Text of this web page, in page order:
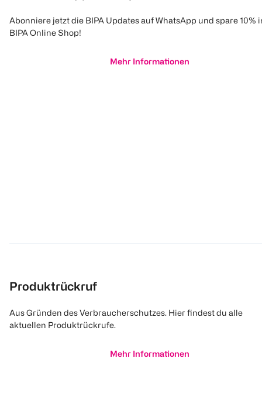
Abonniere jetzt die BIPA Updates auf WhatsApp und spare 10%
BIPA Online Shop!
Mehr Informationen
Produktrückruf
Aus Gründen des Verbraucherschutzes. Hier findest du alle
aktuellen Produktrückrufe.
Mehr Informationen